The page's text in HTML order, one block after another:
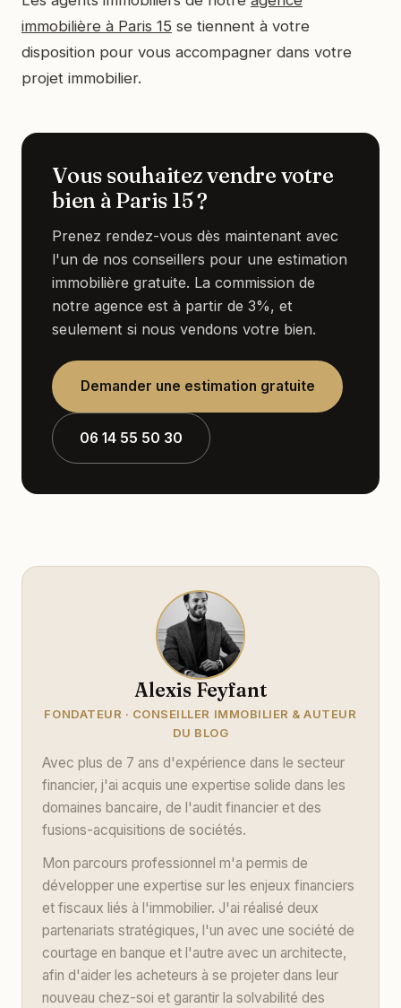
immobilière à Paris 15 se tiennent à votre
disposition pour vous accompagner dans votre
projet immobilier.
Vous souhaitez vendre votre
bien à Paris 15 ?
Prenez rendez-vous dès maintenant avec
l'un de nos conseillers pour une estimation
immobilière gratuite. La commission de
notre agence est à partir de 3%, et
seulement si nous vendons votre bien.
Demander une estimation gratuite
06 14 55 50 30
Alexis Feyfant
FONDATEUR · CONSEILLER IMMOBILIER & AUTEUR
DU BLOG
Avec plus de 7 ans d'expérience dans le secteur
financier, j'ai acquis une expertise solide dans les
domaines bancaire, de l'audit financier et des
fusions-acquisitions de sociétés.
Mon parcours professionnel m'a permis de
développer une expertise sur les enjeux financiers
et fiscaux liés à l'immobilier. J'ai réalisé deux
partenariats stratégiques, l'un avec une société de
courtage en banque et l'autre avec un architecte,
afin d'aider les acheteurs à se projeter dans leur
nouveau chez-soi et garantir la solvabilité des